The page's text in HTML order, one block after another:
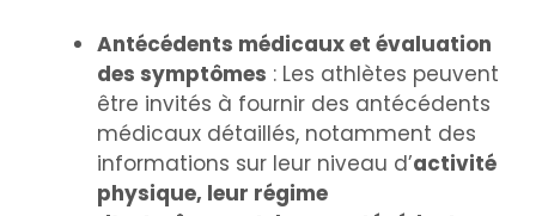
Antécédents médicaux et évaluation
des symptômes : Les athlètes peuvent
être invités à fournir des antécédents
médicaux détaillés, notamment des
informations sur leur niveau d’activité
physique, leur régime